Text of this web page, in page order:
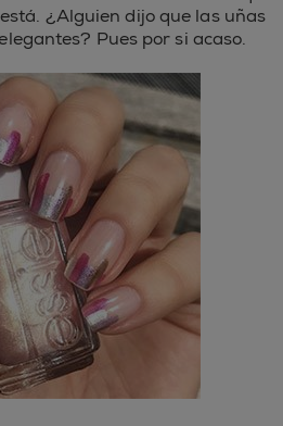
¿Alguien dijo que las uñas
Pues por si acaso.